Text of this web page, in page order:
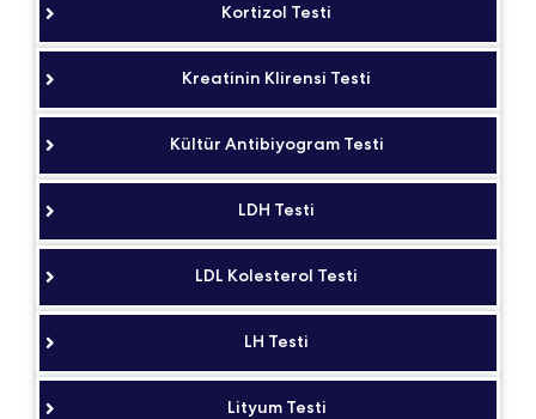
Kortizol Testi
Kreatinin Klirensi Testi
Kültür Antibiyogram Testi
LDH Testi
LDL Kolesterol Testi
LH Testi
Lityum Testi